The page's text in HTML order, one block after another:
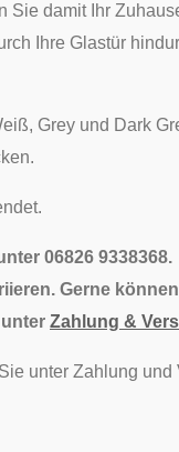
damit Ihr
Ihre Glastür
Grey und Dark
06826 9338368.
Gerne
Zahlung &
unter Zahlung